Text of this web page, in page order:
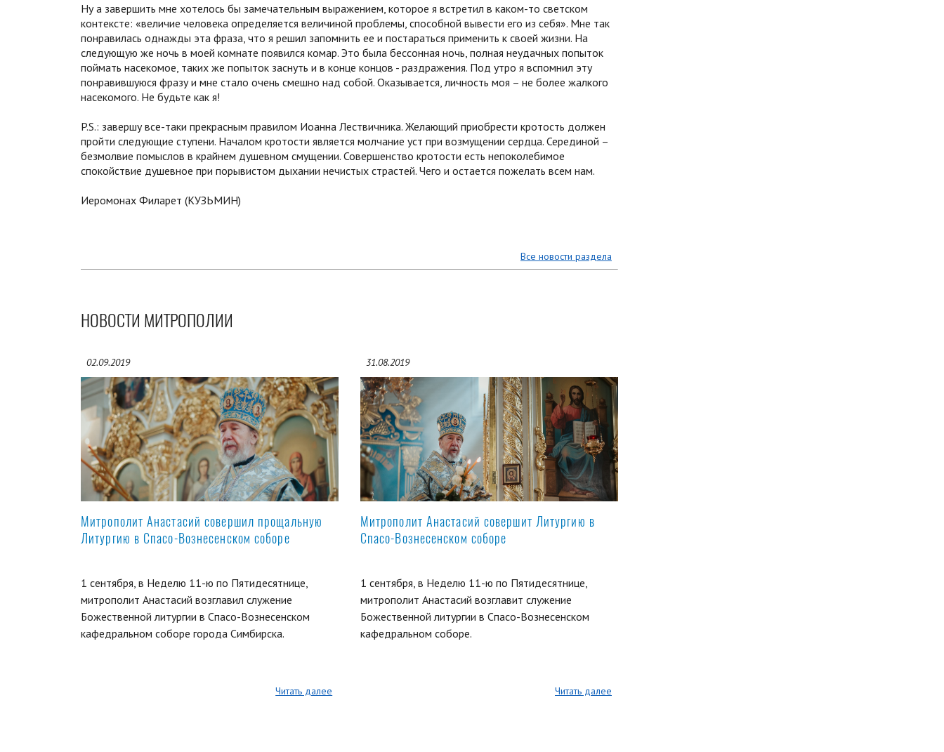
Ну а завершить мне хотелось бы замечательным выражением, которое я встретил в каком-то светском
контексте: «величие человека определяется величиной проблемы, способной вывести его из себя». Мне так
понравилась однажды эта фраза, что я решил запомнить ее и постараться применить к своей жизни. На
следующую же ночь в моей комнате появился комар. Это была бессонная ночь, полная неудачных попыток
поймать насекомое, таких же попыток заснуть и в конце концов - раздражения. Под утро я вспомнил эту
понравившуюся фразу и мне стало очень смешно над собой. Оказывается, личность моя – не более жалкого
насекомого. Не будьте как я!
P.S.: завершу все-таки прекрасным правилом Иоанна Лествичника. Желающий приобрести кротость должен
пройти следующие ступени. Началом кротости является молчание уст при возмущении сердца. Серединой –
безмолвие помыслов в крайнем душевном смущении. Совершенство кротости есть непоколебимое
спокойствие душевное при порывистом дыхании нечистых страстей. Чего и остается пожелать всем нам.
Иеромонах Филарет (КУЗЬМИН)
Все новости раздела
НОВОСТИ МИТРОПОЛИИ
02.09.2019
Митрополит Анастасий совершил прощальную
Литургию в Спасо-Вознесенском соборе
1 сентября, в Неделю 11-ю по Пятидесятнице,
митрополит Анастасий возглавил служение
Божественной литургии в Спасо-Вознесенском
кафедральном соборе города Симбирска.
Читать далее
31.08.2019
Митрополит Анастасий совершит Литургию в
Спасо-Вознесенском соборе
1 сентября, в Неделю 11-ю по Пятидесятнице,
митрополит Анастасий возглавит служение
Божественной литургии в Спасо-Вознесенском
кафедральном соборе.
Читать далее